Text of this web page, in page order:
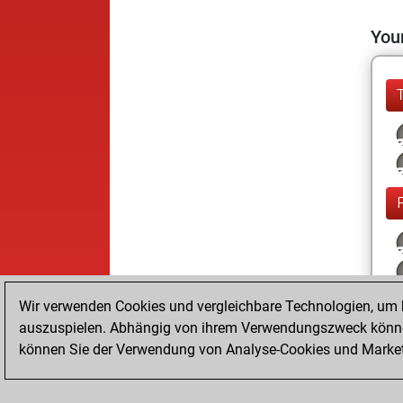
Wir verwenden Cookies und vergleichbare Technologien,
auszuspielen. Abhängig von ihrem Verwendungszweck
können Sie der Verwendung von Analyse-Cookies und